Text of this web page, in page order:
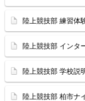
陸上競技部 練習体
陸上競技部 インタ
陸上競技部 学校説
陸上競技部 柏市ナ